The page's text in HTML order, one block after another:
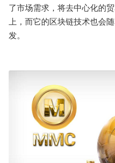
了市场需求，将去中心化的
上，而它的区块链技术也会
发。